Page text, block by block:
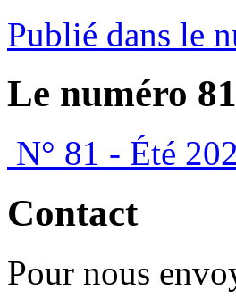
Publié dans le
Le numéro
N° 81 - Été
Contact
Pour nous